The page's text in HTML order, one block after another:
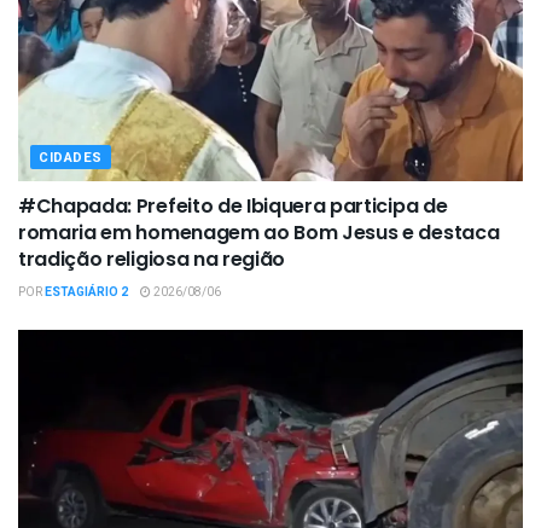
CIDADES
#Chapada: Prefeito de Ibiquera participa de
romaria em homenagem ao Bom Jesus e destaca
tradição religiosa na região
PORESTAGIÁRIO 2 2026/08/06